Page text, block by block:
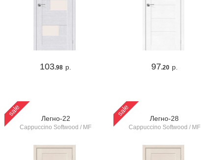
103.98 р. 97.20 р.
sale
Легно-22
Cappuccino Softwood / MF
sale
Легно-28
Cappuccino Softwood / MF